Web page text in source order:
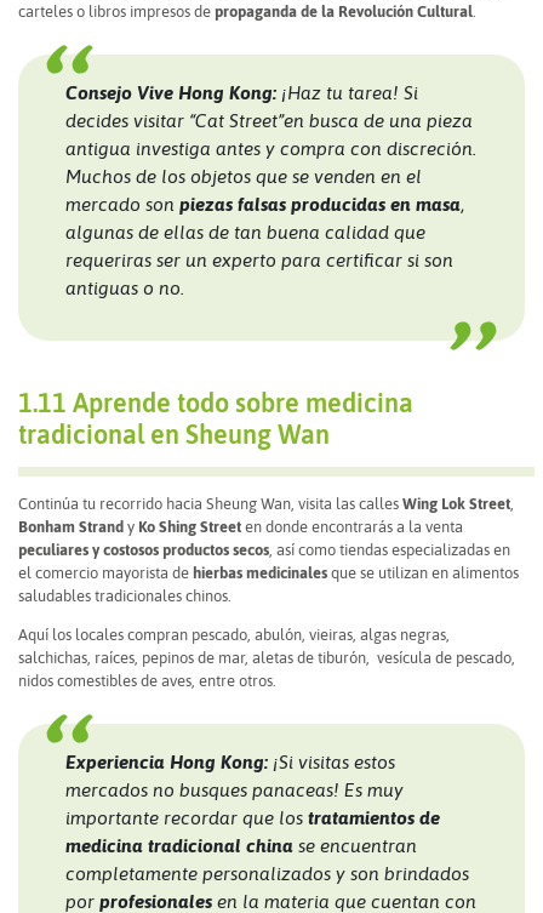
carteles o libros impresos de propaganda de la Revolución Cultural.
Consejo Vive Hong Kong: ¡Haz tu tarea! Si
decides visitar “Cat Street”en busca de una pieza
antigua investiga antes y compra con discreción.
Muchos de los objetos que se venden en el
mercado son piezas falsas producidas en masa,
algunas de ellas de tan buena calidad que
requeriras ser un experto para certificar si son
antiguas o no.
1.11 Aprende todo sobre medicina
tradicional en Sheung Wan
Continúa tu recorrido hacia Sheung Wan, visita las calles Wing Lok Street,
Bonham Strand y Ko Shing Street en donde encontrarás a la venta
peculiares y costosos productos secos, así como tiendas especializadas en
el comercio mayorista de hierbas medicinales que se utilizan en alimentos
saludables tradicionales chinos.
Aquí los locales compran pescado, abulón, vieiras, algas negras,
salchichas, raíces, pepinos de mar, aletas de tiburón, vesícula de pescado,
nidos comestibles de aves, entre otros.
Experiencia Hong Kong: ¡Si visitas estos
mercados no busques panaceas! Es muy
importante recordar que los tratamientos de
medicina tradicional china se encuentran
completamente personalizados y son brindados
por profesionales en la materia que cuentan con